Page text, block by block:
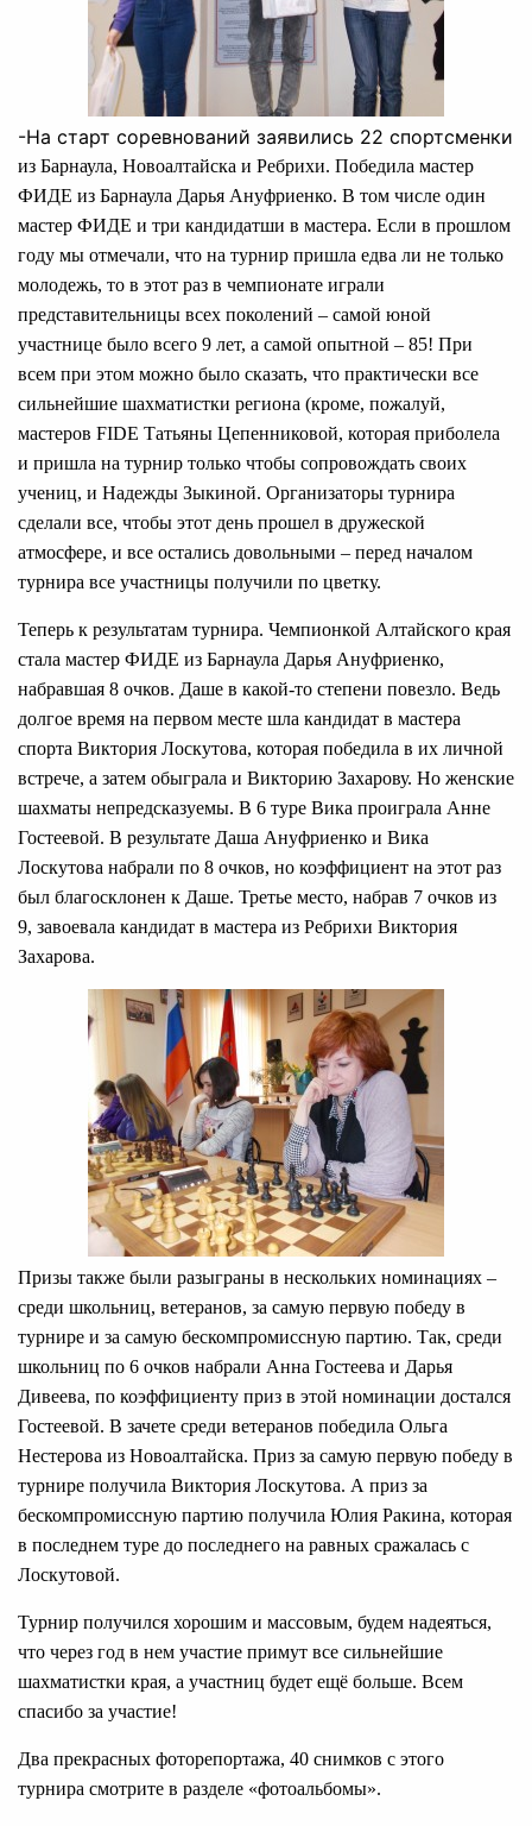
-На старт соревнований заявились 22 спортсменки
из Барнаула, Новоалтайска и Ребрихи. Победила мастер
ФИДЕ из Барнаула Дарья Ануфриенко. В том числе один
мастер ФИДЕ и три кандидатши в мастера. Если в прошлом
году мы отмечали, что на турнир пришла едва ли не только
молодежь, то в этот раз в чемпионате играли
представительницы всех поколений – самой юной
участнице было всего 9 лет, а самой опытной – 85! При
всем при этом можно было сказать, что практически все
сильнейшие шахматистки региона (кроме, пожалуй,
мастеров FIDЕ Татьяны Цепенниковой, которая приболела
и пришла на турнир только чтобы сопровождать своих
учениц, и Надежды Зыкиной. Организаторы турнира
сделали все, чтобы этот день прошел в дружеской
атмосфере, и все остались довольными – перед началом
турнира все участницы получили по цветку.
Теперь к результатам турнира. Чемпионкой Алтайского края
стала мастер ФИДЕ из Барнаула Дарья Ануфриенко,
набравшая 8 очков. Даше в какой-то степени повезло. Ведь
долгое время на первом месте шла кандидат в мастера
спорта Виктория Лоскутова, которая победила в их личной
встрече, а затем обыграла и Викторию Захарову. Но женские
шахматы непредсказуемы. В 6 туре Вика проиграла Анне
Гостеевой. В результате Даша Ануфриенко и Вика
Лоскутова набрали по 8 очков, но коэффициент на этот раз
был благосклонен к Даше. Третье место, набрав 7 очков из
9, завоевала кандидат в мастера из Ребрихи Виктория
Захарова.
Призы также были разыграны в нескольких номинациях –
среди школьниц, ветеранов, за самую первую победу в
турнире и за самую бескомпромиссную партию. Так, среди
школьниц по 6 очков набрали Анна Гостеева и Дарья
Дивеева, по коэффициенту приз в этой номинации достался
Гостеевой. В зачете среди ветеранов победила Ольга
Нестерова из Новоалтайска. Приз за самую первую победу в
турнире получила Виктория Лоскутова. А приз за
бескомпромиссную партию получила Юлия Ракина, которая
в последнем туре до последнего на равных сражалась с
Лоскутовой.
Турнир получился хорошим и массовым, будем надеяться,
что через год в нем участие примут все сильнейшие
шахматистки края, а участниц будет ещё больше. Всем
спасибо за участие!
Два прекрасных фоторепортажа, 40 снимков с этого
турнира смотрите в разделе «фотоальбомы».